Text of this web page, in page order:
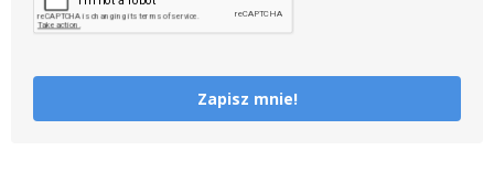
Zapisz mnie!